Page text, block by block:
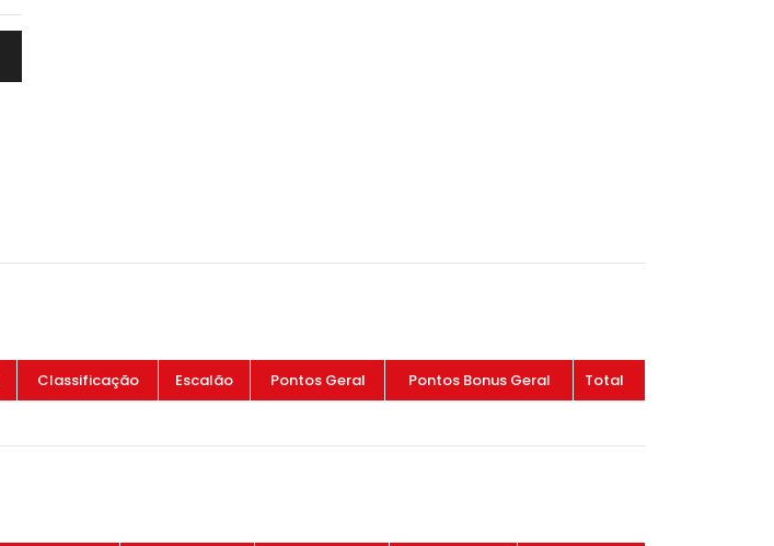
Classificação Escalão Pontos Geral Pontos Bonus Geral Total